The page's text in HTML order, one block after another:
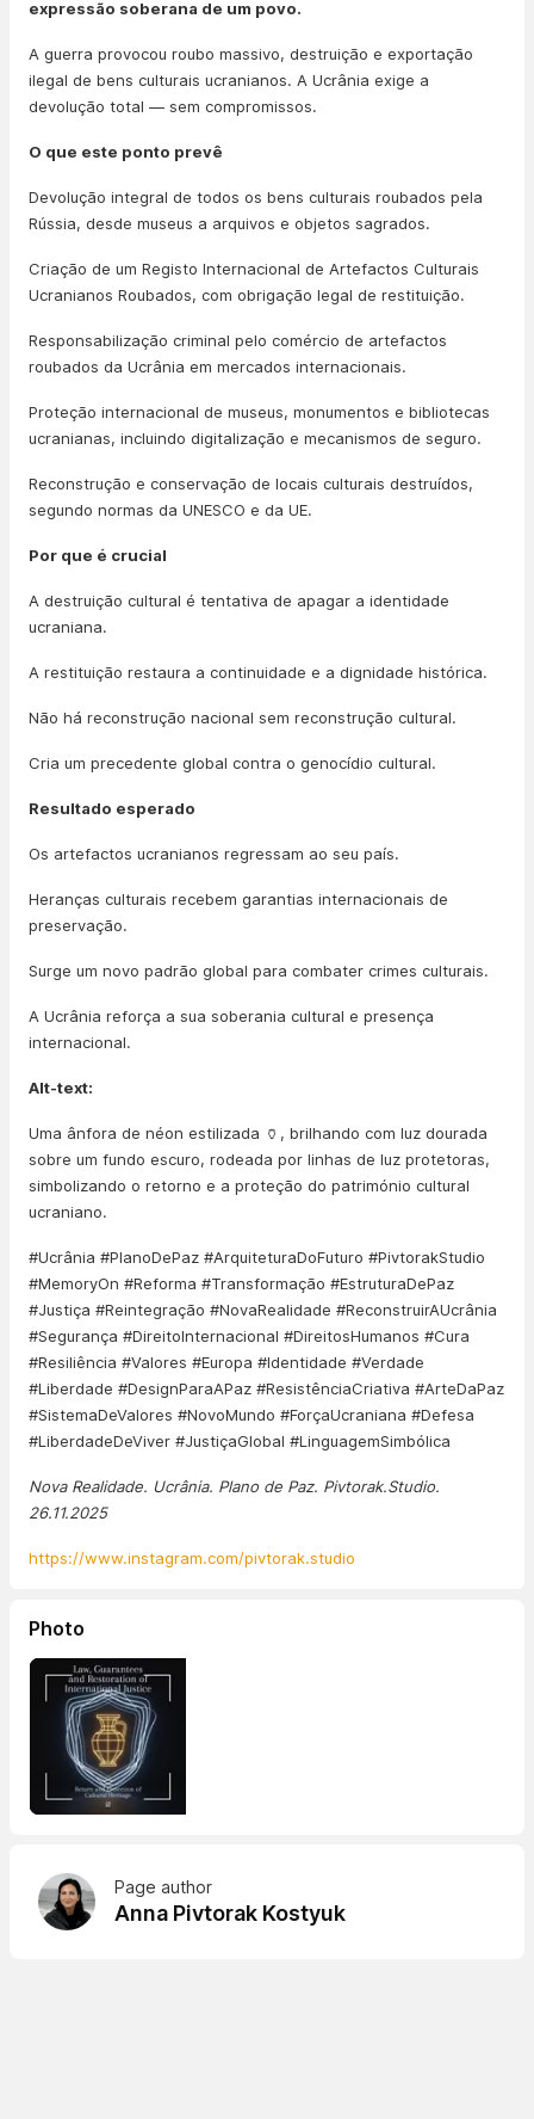
expressão soberana de um povo.
A guerra provocou roubo massivo, destruição e exportação
ilegal de bens culturais ucranianos. A Ucrânia exige a
devolução total — sem compromissos.
O que este ponto prevê
Devolução integral de todos os bens culturais roubados pela
Rússia, desde museus a arquivos e objetos sagrados.
Criação de um Registo Internacional de Artefactos Culturais
Ucranianos Roubados, com obrigação legal de restituição.
Responsabilização criminal pelo comércio de artefactos
roubados da Ucrânia em mercados internacionais.
Proteção internacional de museus, monumentos e bibliotecas
ucranianas, incluindo digitalização e mecanismos de seguro.
Reconstrução e conservação de locais culturais destruídos,
segundo normas da UNESCO e da UE.
Por que é crucial
A destruição cultural é tentativa de apagar a identidade
ucraniana.
A restituição restaura a continuidade e a dignidade histórica.
Não há reconstrução nacional sem reconstrução cultural.
Cria um precedente global contra o genocídio cultural.
Resultado esperado
Os artefactos ucranianos regressam ao seu país.
Heranças culturais recebem garantias internacionais de
preservação.
Surge um novo padrão global para combater crimes culturais.
A Ucrânia reforça a sua soberania cultural e presença
internacional.
Alt-text:
Uma ânfora de néon estilizada 🏺, brilhando com luz dourada
sobre um fundo escuro, rodeada por linhas de luz protetoras,
simbolizando o retorno e a proteção do património cultural
ucraniano.
#Ucrânia #PlanoDePaz #ArquiteturaDoFuturo #PivtorakStudio
#MemoryOn #Reforma #Transformação #EstruturaDePaz
#Justiça #Reintegração #NovaRealidade #ReconstruirAUcrânia
#Segurança #DireitoInternacional #DireitosHumanos #Cura
#Resiliência #Valores #Europa #Identidade #Verdade
#Liberdade #DesignParaAPaz #ResistênciaCriativa #ArteDaPaz
#SistemaDeValores #NovoMundo #ForçaUcraniana #Defesa
#LiberdadeDeViver #JustiçaGlobal #LinguagemSimbólica
Nova Realidade. Ucrânia. Plano de Paz. Pivtorak.Studio.
26.11.2025
https://www.instagram.com/pivtorak.studio
Photo
Page author
Anna Pivtorak Kostyuk